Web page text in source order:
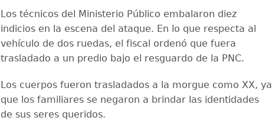
Los técnicos del Ministerio Público embalaron diez
indicios en la escena del ataque. En lo que respecta al
vehículo de dos ruedas, el fiscal ordenó que fuera
trasladado a un predio bajo el resguardo de la PNC.
Los cuerpos fueron trasladados a la morgue como XX, ya
que los familiares se negaron a brindar las identidades
de sus seres queridos.